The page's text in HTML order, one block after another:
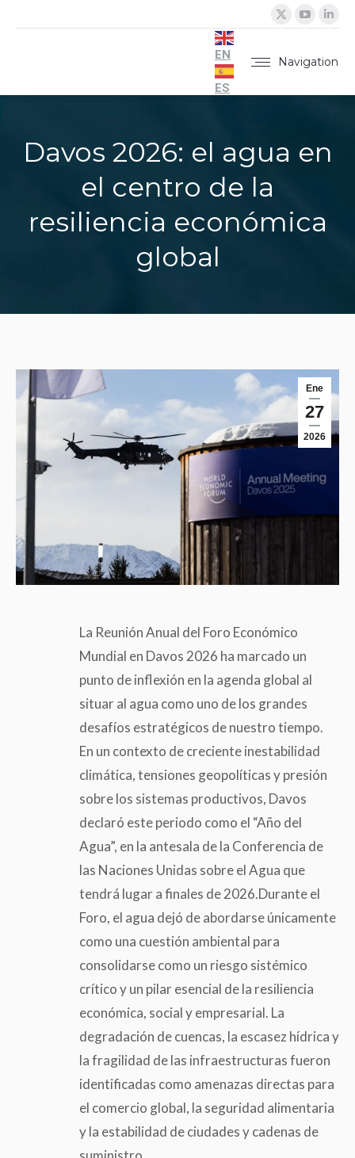
opens
new
opens
new
Navigation
EN
ES
Davos 2026: el agua en
el centro de la
resiliencia económica
global
Ene
27
2026
La Reunión Anual del Foro Económico
Mundial en Davos 2026 ha marcado un
punto de inflexión en la agenda global al
situar al agua como uno de los grandes
desafíos estratégicos de nuestro tiempo.
En un contexto de creciente inestabilidad
climática, tensiones geopolíticas y presión
sobre los sistemas productivos, Davos
declaró este periodo como el “Año del
Agua”, en la antesala de la Conferencia de
las Naciones Unidas sobre el Agua que
tendrá lugar a finales de 2026.Durante el
Foro, el agua dejó de abordarse únicamente
como una cuestión ambiental para
consolidarse como un riesgo sistémico
crítico y un pilar esencial de la resiliencia
económica, social y empresarial. La
degradación de cuencas, la escasez hídrica y
la fragilidad de las infraestructuras fueron
identificadas como amenazas directas para
el comercio global, la seguridad alimentaria
y la estabilidad de ciudades y cadenas de